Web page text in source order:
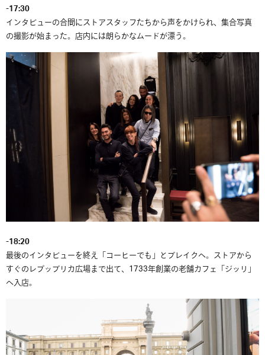
-17:30
インタビューの合間にストアスタッフたちから声をかけられ、集合写真
の撮影が始まった。店内には朗らかなムードが漂う。
-18:20
最後のインタビューを終え「コーヒーでも」とブレイクへ。ストアから
すぐのレプッブリカ広場まで出て、1733年創業の老舗カフェ「ジッリ」
へ入店。